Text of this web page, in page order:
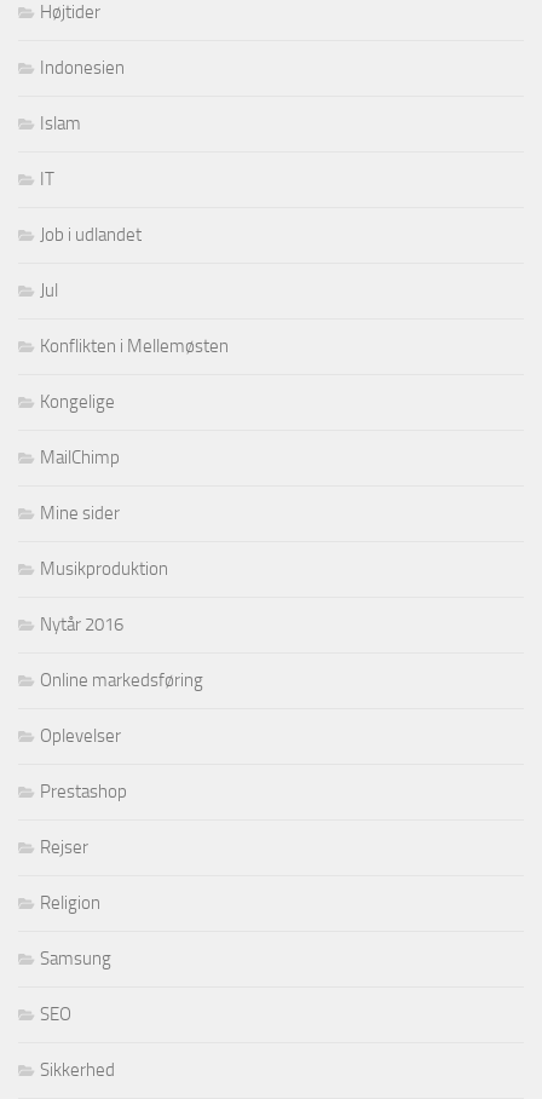
Højtider
Indonesien
Islam
IT
Job i udlandet
Jul
Konflikten i Mellemøsten
Kongelige
MailChimp
Mine sider
Musikproduktion
Nytår 2016
Online markedsføring
Oplevelser
Prestashop
Rejser
Religion
Samsung
SEO
Sikkerhed